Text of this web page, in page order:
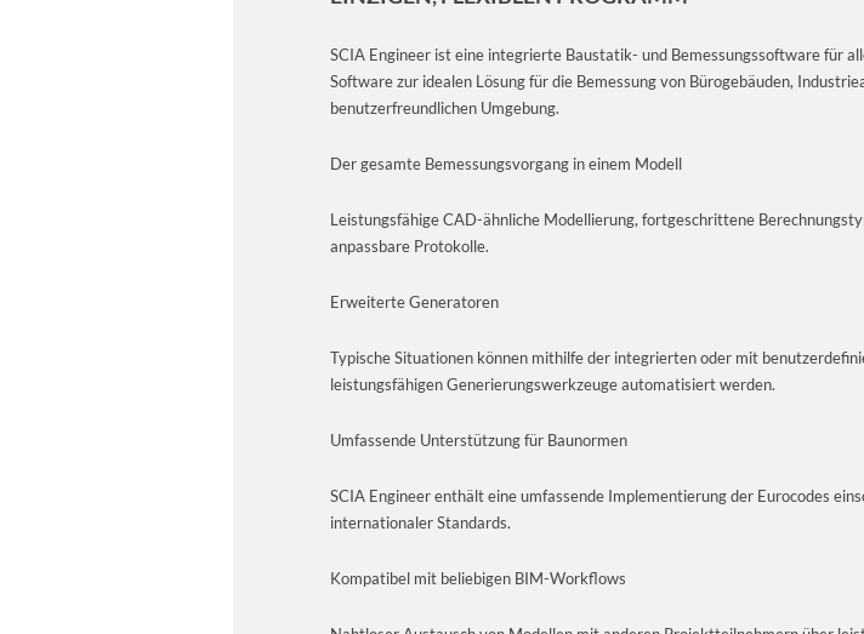
SCIA Engineer ist eine integrierte Baustatik- und Bemessungssoftware für
Software zur idealen Lösung für die Bemessung von Bürogebäuden,
benutzerfreundlichen Umgebung.
Der gesamte Bemessungsvorgang in einem Modell
Leistungsfähige CAD-ähnliche Modellierung, fortgeschrittene
anpassbare Protokolle.
Erweiterte Generatoren
Typische Situationen können mithilfe der integrierten oder mit
leistungsfähigen Generierungswerkzeuge automatisiert werden.
Umfassende Unterstützung für Baunormen
SCIA Engineer enthält eine umfassende Implementierung der Eurocodes
internationaler Standards.
Kompatibel mit beliebigen BIM-Workflows